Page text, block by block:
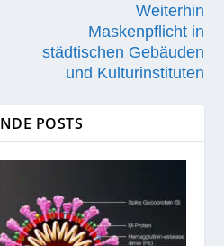
Weiterhin
Maskenpflicht in
städtischen Gebäuden
und Kulturinstituten
POSTS